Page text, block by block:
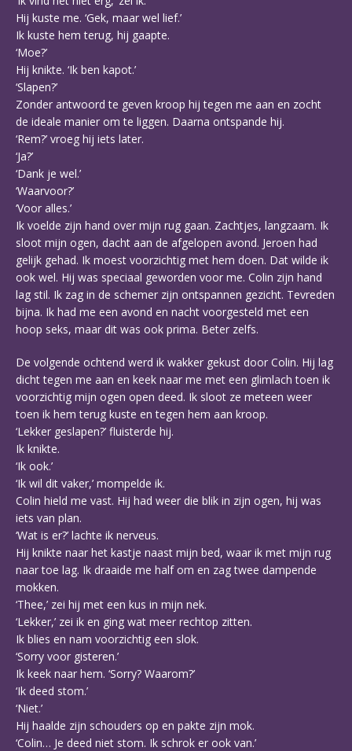
Hij kuste me. ‘Gek, maar wel lief.’
Ik kuste hem terug, hij gaapte.
‘Moe?’
Hij knikte. ‘Ik ben kapot.’
‘Slapen?’
Zonder antwoord te geven kroop hij tegen me aan en zocht
de ideale manier om te liggen. Daarna ontspande hij.
‘Rem?’ vroeg hij iets later.
‘Ja?’
‘Dank je wel.’
‘Waarvoor?’
‘Voor alles.’
Ik voelde zijn hand over mijn rug gaan. Zachtjes, langzaam. Ik
sloot mijn ogen, dacht aan de afgelopen avond. Jeroen had
gelijk gehad. Ik moest voorzichtig met hem doen. Dat wilde ik
ook wel. Hij was speciaal geworden voor me. Colin zijn hand
lag stil. Ik zag in de schemer zijn ontspannen gezicht. Tevreden
bijna. Ik had me een avond en nacht voorgesteld met een
hoop seks, maar dit was ook prima. Beter zelfs.
De volgende ochtend werd ik wakker gekust door Colin. Hij lag
dicht tegen me aan en keek naar me met een glimlach toen ik
voorzichtig mijn ogen open deed. Ik sloot ze meteen weer
toen ik hem terug kuste en tegen hem aan kroop.
‘Lekker geslapen?’ fluisterde hij.
Ik knikte.
‘Ik ook.’
‘Ik wil dit vaker,’ mompelde ik.
Colin hield me vast. Hij had weer die blik in zijn ogen, hij was
iets van plan.
‘Wat is er?’ lachte ik nerveus.
Hij knikte naar het kastje naast mijn bed, waar ik met mijn rug
naar toe lag. Ik draaide me half om en zag twee dampende
mokken.
‘Thee,’ zei hij met een kus in mijn nek.
‘Lekker,’ zei ik en ging wat meer rechtop zitten.
Ik blies en nam voorzichtig een slok.
‘Sorry voor gisteren.’
Ik keek naar hem. ‘Sorry? Waarom?’
‘Ik deed stom.’
‘Niet.’
Hij haalde zijn schouders op en pakte zijn mok.
‘Colin… Je deed niet stom. Ik schrok er ook van.’